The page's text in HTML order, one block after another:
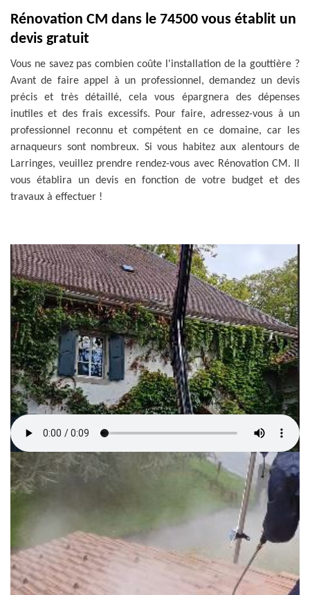
Rénovation CM dans le 74500 vous établit un
devis gratuit
Vous ne savez pas combien coûte l'installation de la gouttière ?
Avant de faire appel à un professionnel, demandez un devis
précis et très détaillé, cela vous épargnera des dépenses
inutiles et des frais excessifs. Pour faire, adressez-vous à un
professionnel reconnu et compétent en ce domaine, car les
arnaqueurs sont nombreux. Si vous habitez aux alentours de
Larringes, veuillez prendre rendez-vous avec Rénovation CM. Il
vous établira un devis en fonction de votre budget et des
travaux à effectuer !